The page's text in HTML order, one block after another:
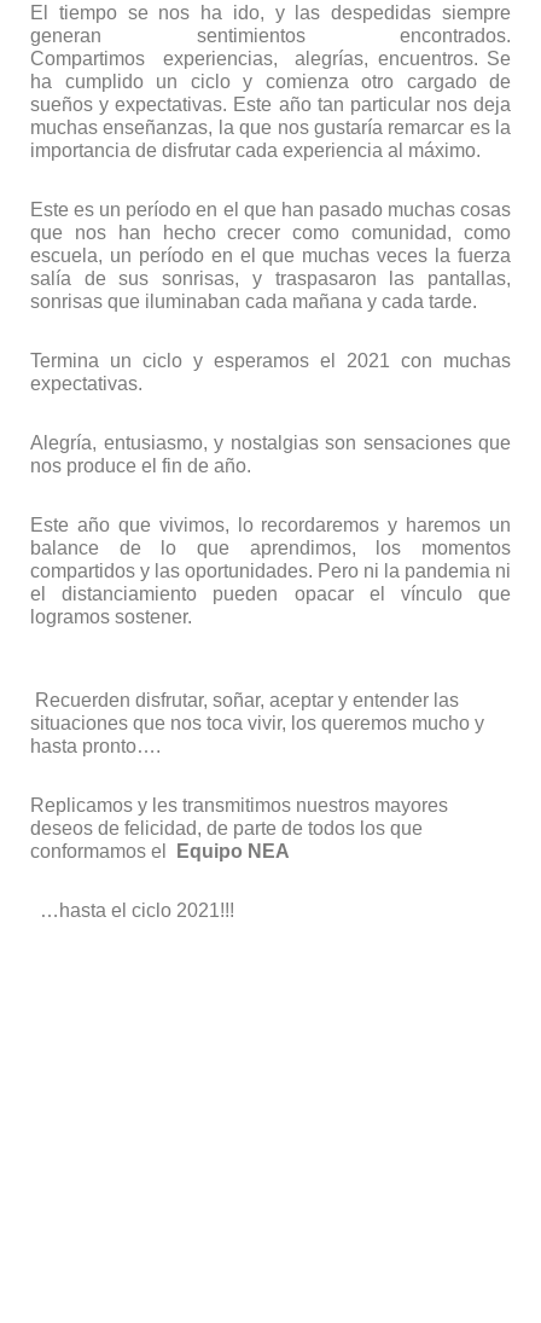
El tiempo se nos ha ido, y las despedidas siempre
generan sentimientos encontrados.
Compartimos experiencias, alegrías, encuentros. Se
ha cumplido un ciclo y comienza otro cargado de
sueños y expectativas. Este año tan particular nos deja
muchas enseñanzas, la que nos gustaría remarcar es la
importancia de disfrutar cada experiencia al máximo.
Este es un período en el que han pasado muchas cosas
que nos han hecho crecer como comunidad, como
escuela, un período en el que muchas veces la fuerza
salía de sus sonrisas, y traspasaron las pantallas,
sonrisas que iluminaban cada mañana y cada tarde.
Termina un ciclo y esperamos el 2021 con muchas
expectativas.
Alegría, entusiasmo, y nostalgias son sensaciones que
nos produce el fin de año.
Este año que vivimos, lo recordaremos y haremos un
balance de lo que aprendimos, los momentos
compartidos y las oportunidades. Pero ni la pandemia ni
el distanciamiento pueden opacar el vínculo que
logramos sostener.
Recuerden disfrutar, soñar, aceptar y entender las
situaciones que nos toca vivir, los queremos mucho y
hasta pronto….
Replicamos y les transmitimos nuestros mayores
deseos de felicidad, de parte de todos los que
conformamos el
Equipo NEA
…hasta el ciclo 2021!!!